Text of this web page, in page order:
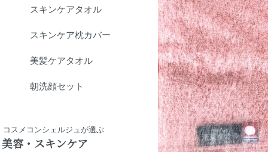
スキンケアタオル
スキンケア枕カバー
美髪ケアタオル
朝洗顔セット
コスメコンシェルジュが選ぶ
美容・スキンケア